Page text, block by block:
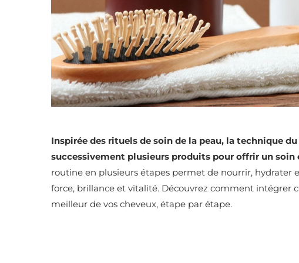
Inspirée des rituels de soin de la peau, la technique
successivement plusieurs produits pour offrir un
routine en plusieurs étapes permet de nourrir, hydrater
force, brillance et vitalité. Découvrez comment intégrer
meilleur de vos cheveux, étape par étape.